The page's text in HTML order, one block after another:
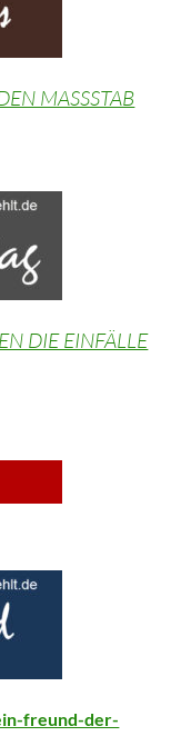
MASSSTAB
DIE EINFÄLLE
freund-der-